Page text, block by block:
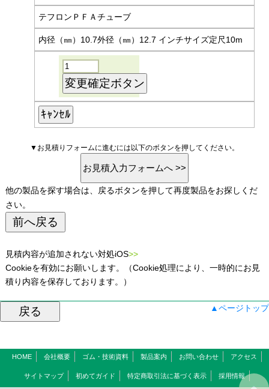
テフロンＰＦＡチューブ
内径（㎜）10.7外径（㎜）12.7 インチサイズ定尺10m
▼お見積りフォームに進むには以下のボタンを押してください。
他の製品を探す場合は、戻るボタンを押して再度製品をお探しくだ
さい。
見積内容が追加されない対処iOS>>
Cookieを有効にお願いします。（Cookie処理により、一時的にお見
積り内容を保存しております。）
▲ページトップ
HOME 会社概要 ゴム・技術資料 製品案内 お問い合わせ アクセス
サイトマップ 初めてガイド 特定商取引法に基づく表示 採用情報